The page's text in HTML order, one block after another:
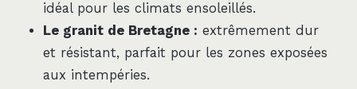
idéal pour les climats ensoleillés.
Le granit de Bretagne : extrêmement dur
et résistant, parfait pour les zones exposées
aux intempéries.